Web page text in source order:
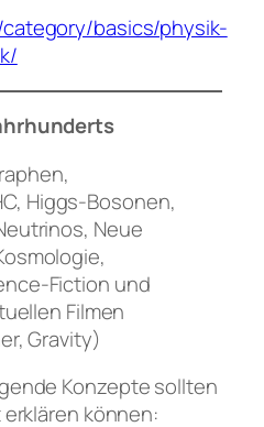
basics/physik-
Higgs-Bosonen,
Neue
Fiction und
Filmen
Gravity)
Konzepte sollten
können: